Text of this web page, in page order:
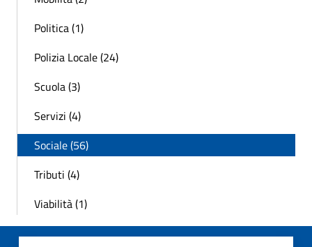
Politica (1)
Polizia Locale (24)
Scuola (3)
Servizi (4)
Sociale (56)
Tributi (4)
Viabilità (1)